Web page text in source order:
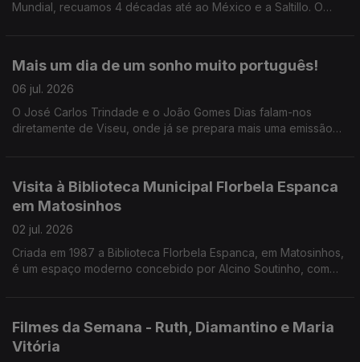
Mundial, recuamos 4 décadas até ao México e a Saltillo. O
Mais um dia de um sonho muito português!
06 jul. 2026
O José Carlos Trindade e o João Gomes Dias falam-nos
diretamente de Viseu, onde já se prepara mais uma emissão
Visita à Biblioteca Municipal Florbela Espanca
em Matosinhos
02 jul. 2026
Criada em 1987 a Biblioteca Florbela Espanca, em Matosinhos,
é um espaço moderno concebido por Alcino Soutinho, com
Filmes da Semana - Ruth, Diamantino e Maria
Vitória